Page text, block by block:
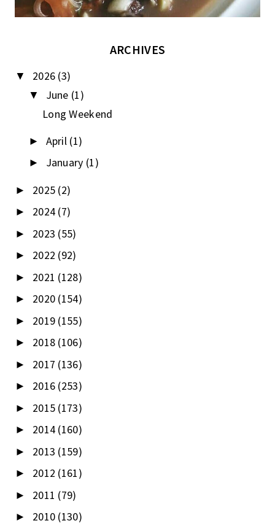
ARCHIVES
▼ 2026 (3)
▼ June (1)
Long Weekend
► April (1)
► January (1)
► 2025 (2)
► 2024 (7)
► 2023 (55)
► 2022 (92)
► 2021 (128)
► 2020 (154)
► 2019 (155)
► 2018 (106)
► 2017 (136)
► 2016 (253)
► 2015 (173)
► 2014 (160)
► 2013 (159)
► 2012 (161)
► 2011 (79)
► 2010 (130)